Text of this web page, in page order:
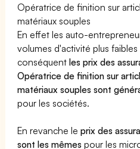
Opératrice de finition sur
matériaux souples
En effet les auto-
volumes d'activité plus
conséquentles prix des
Opératrice de finition sur
matériaux souples sont
pour les sociétés.
En revanche leprix des
sont les mêmes pour les